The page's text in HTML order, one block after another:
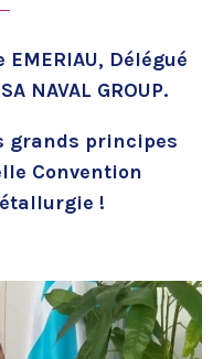
Délégué
NAVAL GROUP.
grands principes
Convention
!